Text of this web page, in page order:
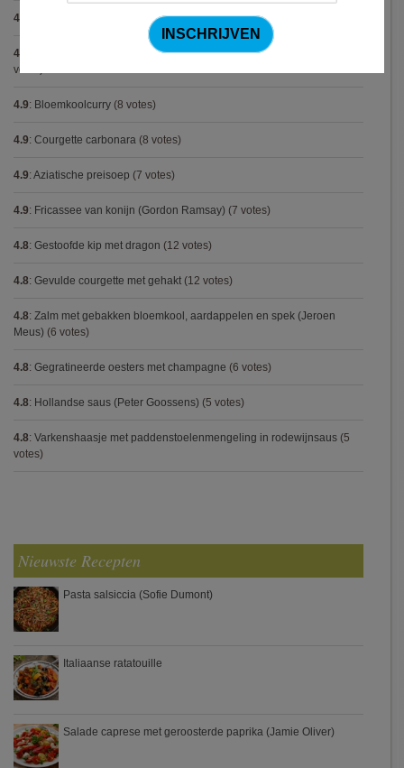
4.9 Konijn op Italiaanse wijze(9 votes)
4.9 Aspergepuree met garnalen en zure room (Piet Huysentruyt)
votes)
4.9: Bloemkoolcurry (8 votes)
4.9: Courgette carbonara (8 votes)
4.9: Aziatische preisoep (7 votes)
4.9: Fricassee van konijn (Gordon Ramsay) (7 votes)
4.8: Gestoofde kip met dragon (12 votes)
4.8: Gevulde courgette met gehakt (12 votes)
4.8: Zalm met gebakken bloemkool, aardappelen en spek (Jeroen
Meus) (6 votes)
4.8: Gegratineerde oesters met champagne (6 votes)
4.8: Hollandse saus (Peter Goossens) (5 votes)
4.8: Varkenshaasje met paddenstoelenmengeling in rodewijnsaus (5
votes)
Nieuwste Recepten
Pasta salsiccia (Sofie Dumont)
Italiaanse ratatouille
Salade caprese met geroosterde paprika (Jamie Oliver)